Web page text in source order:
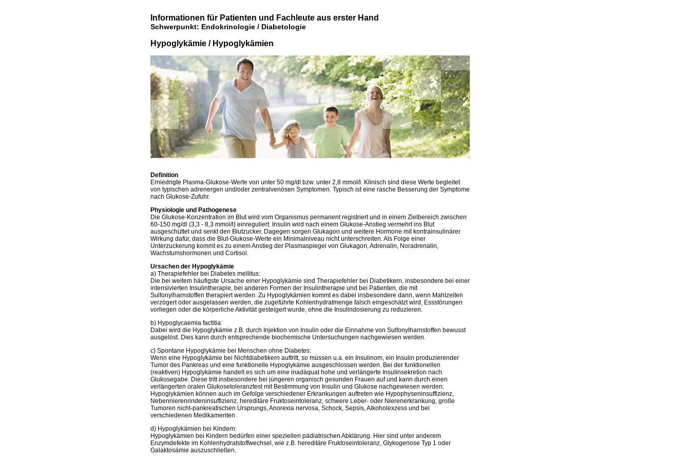
Informationen für Patienten und Fachleute aus erster Hand
Schwerpunkt: Endokrinologie / Diabetologie
Hypoglykämie / Hypoglykämien
Definition
Erniedrigte Plasma-Glukose-Werte von unter 50 mg/dl bzw. unter 2,8 mmol/l. Klinisch sind diese Werte begleitet
von typischen adrenergen und/oder zentralvenösen Symptomen. Typisch ist eine rasche Besserung der Symptome
nach Glukose-Zufuhr.
Physiologie und Pathogenese
Die Glukose-Konzentration im Blut wird vom Organismus permanent registriert und in einem Zielbereich zwischen
60-150 mg/dl (3,3 - 8,3 mmol/l) einreguliert. Insulin wird nach einem Glukose-Anstieg vermehrt ins Blut
ausgeschüttet und senkt den Blutzucker. Dagegen sorgen Glukagon und weitere Hormone mit kontrainsulinärer
Wirkung dafür, dass die Blut-Glukose-Werte ein Minimalniveau nicht unterschreiten. Als Folge einer
Unterzuckerung kommt es zu einem Anstieg der Plasmaspiegel von Glukagon, Adrenalin, Noradrenalin,
Wachstumshormonen und Cortisol.
Ursachen der Hypoglykämie
a) Therapiefehler bei Diabetes mellitus:
Die bei weitem häufigste Ursache einer Hypoglykämie sind Therapiefehler bei Diabetikern, insbesondere bei einer
intensivierten Insulintherapie, bei anderen Formen der Insulintherapie und bei Patienten, die mit
Sulfonylharnstoffen therapiert werden. Zu Hypoglykämien kommt es dabei insbesondere dann, wenn Mahlzeiten
verzögert oder ausgelassen werden, die zugeführte Kohlenhydratmenge falsch eingeschätzt wird, Essstörungen
vorliegen oder die körperliche Aktivität gesteigert wurde, ohne die Insulindosierung zu reduzieren.
b) Hypoglycaemia factitia:
Dabei wird die Hypoglykämie z.B. durch Injektion von Insulin oder die Einnahme von Sulfonylharnstoffen bewusst
ausgelöst. Dies kann durch entsprechende biochemische Untersuchungen nachgewiesen werden.
c) Spontane Hypoglykämie bei Menschen ohne Diabetes:
Wenn eine Hypoglykämie bei Nichtdiabetikern auftritt, so müssen u.a. ein Insulinom, ein Insulin produzierender
Tumor des Pankreas und eine funktionelle Hypoglykämie ausgeschlossen werden. Bei der funktionellen
(reaktiven) Hypoglykämie handelt es sich um eine inadäquat hohe und verlängerte Insulinsekretion nach
Glukosegabe. Diese tritt insbesondere bei jüngeren organisch gesunden Frauen auf und kann durch einen
verlängerten oralen Glukosetoleranztest mit Bestimmung von Insulin und Glukose nachgewiesen werden.
Hypoglykämien können auch im Gefolge verschiedener Erkrankungen auftreten wie Hypophyseninsuffizienz,
Nebennierenrindeninsuffizienz, hereditäre Fruktoseintoleranz, schwere Leber- oder Nierenerkrankung, große
Tumoren nicht-pankreatischen Ursprungs, Anorexia nervosa, Schock, Sepsis, Alkoholexzess und bei
verschiedenen Medikamenten.
d) Hypoglykämien bei Kindern:
Hypoglykämien bei Kindern bedürfen einer speziellen pädiatrischen Abklärung. Hier sind unter anderem
Enzymdefekte im Kohlenhydratstoffwechsel, wie z.B. hereditäre Fruktoseintoleranz, Glykogenose Typ 1 oder
Galaktosämie auszuschließen.